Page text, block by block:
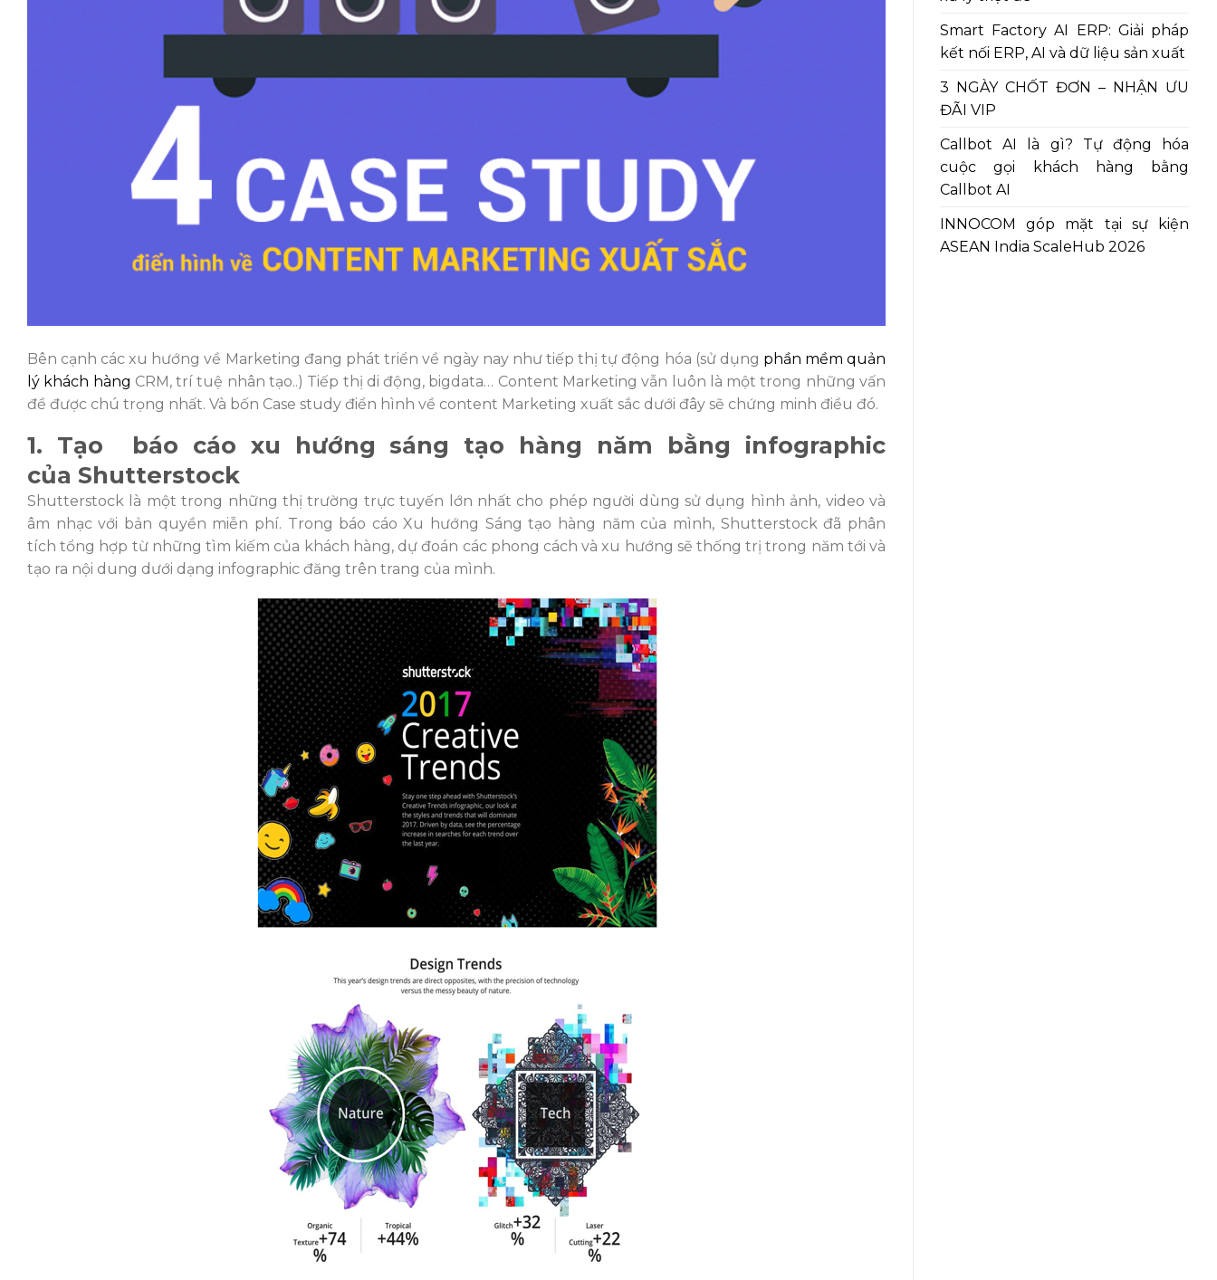
Bên cạnh các xu hướng về Marketing đang phát triển về ngày nay như tiếp thị tự động hóa (sử dụng phần mềm quản
lý khách hàng CRM, trí tuệ nhân tạo..) Tiếp thị di động, bigdata… Content Marketing vẫn luôn là một trong những vấn
đề được chú trọng nhất. Và bốn Case study điển hình về content Marketing xuất sắc dưới đây sẽ chứng minh điều đó.
1. Tạo báo cáo xu hướng sáng tạo hàng năm bằng infographic
của Shutterstock
Shutterstock là một trong những thị trường trực tuyến lớn nhất cho phép người dùng sử dụng hình ảnh, video và
âm nhạc với bản quyền miễn phí. Trong báo cáo Xu hướng Sáng tạo hàng năm của mình, Shutterstock đã phân
tích tổng hợp từ những tìm kiếm của khách hàng, dự đoán các phong cách và xu hướng sẽ thống trị trong năm tới và
tạo ra nội dung dưới dạng infographic đăng trên trang của mình.
Smart Factory AI ERP: Giải pháp
kết nối ERP, AI và dữ liệu sản xuất
3 NGÀY CHỐT ĐƠN – NHẬN ƯU
ĐÃI VIP
Callbot AI là gì? Tự động hóa
cuộc gọi khách hàng bằng
Callbot AI
INNOCOM góp mặt tại sự kiện
ASEAN India ScaleHub 2026